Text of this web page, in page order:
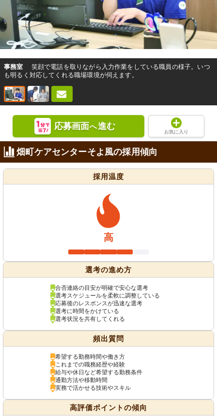
事務室
笑顔で電話を取りながら入力作業をしている職員の様子。いつ
も明るく対応してくれる職場環境が伺えます。
応募画面へ進む
お気に入り
畑町ケアセンターそよ風の採用傾向
採用温度
高
選考の進め方
合否連絡の目安が明確で安心な選考
選考スケジュールを柔軟に調整している
応募後のレスポンスが迅速な選考
選考に時間をかけている
選考状況を共有してくれる
頻出質問
希望する勤務時間や働き方
これまでの職務経歴や経験
給与や休日など希望する勤務条件
通勤方法や移動時間
実務で活かせる技術やスキル
高評価ポイントの傾向